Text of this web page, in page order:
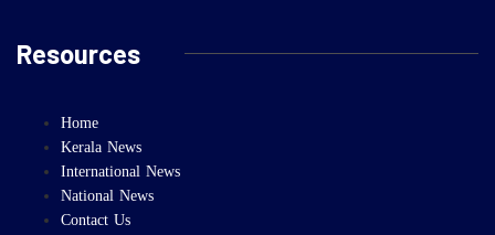
Resources
Home
Kerala News
International News
National News
Contact Us